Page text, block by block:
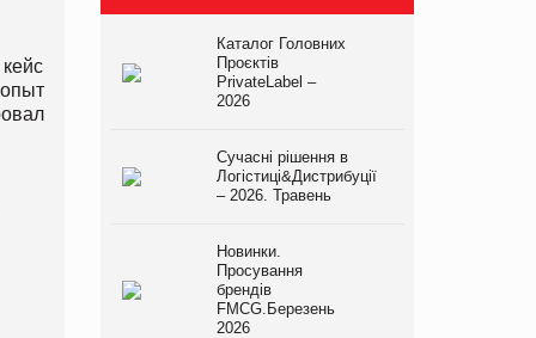
Каталог Головних
Проєктів
PrivateLabel –
2026
Сучасні рішення в
Логістиці&Дистрибуції
– 2026. Травень
Новинки.
Просування
брендів
FMCG.Березень
2026